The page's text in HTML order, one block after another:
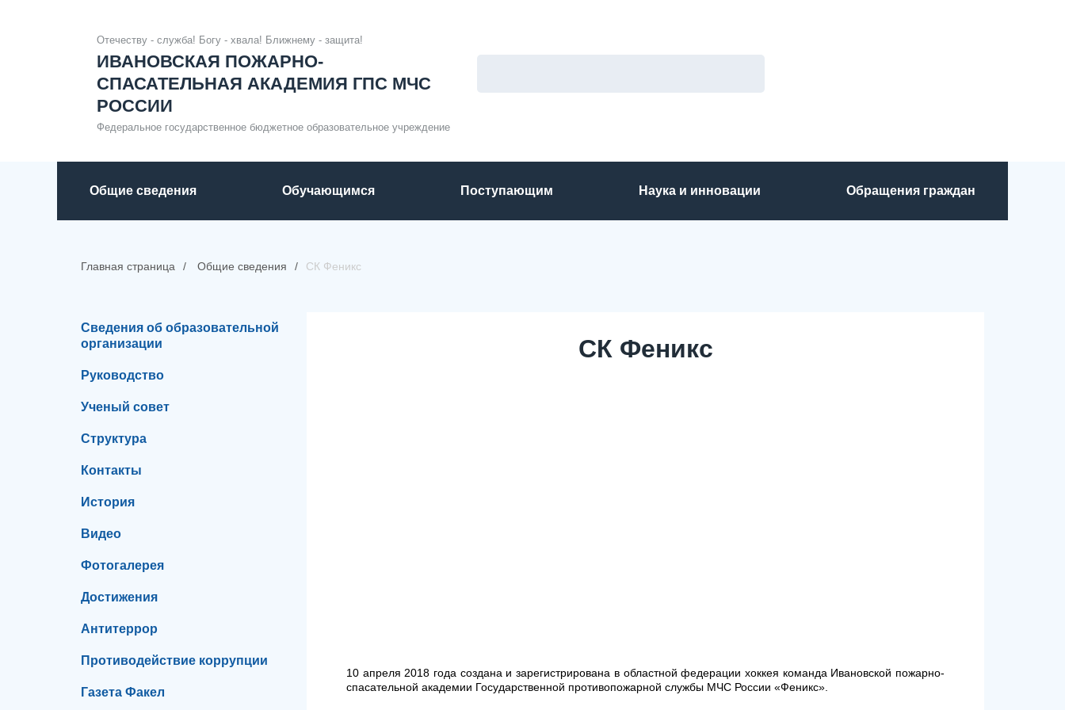
Отечеству - служба! Богу - хвала! Ближнему - защита!
ИВАНОВСКАЯ ПОЖАРНО-
СПАСАТЕЛЬНАЯ АКАДЕМИЯ ГПС МЧС
РОССИИ
Федеральное государственное бюджетное образовательное учреждение
Общие сведения Обучающимся Поступающим Наука и инновации Обращения граждан
Главная страница Общие сведения СК Феникс
Сведения об образовательной
организации
Руководство
Ученый совет
Структура
Контакты
История
Видео
Фотогалерея
Достижения
Антитеррор
Противодействие коррупции
Газета Факел
СК Феникс
10 апреля 2018 года создана и зарегистрирована в областной федерации хоккея команда Ивановской пожарно-
спасательной академии Государственной противопожарной службы МЧС России «Феникс».